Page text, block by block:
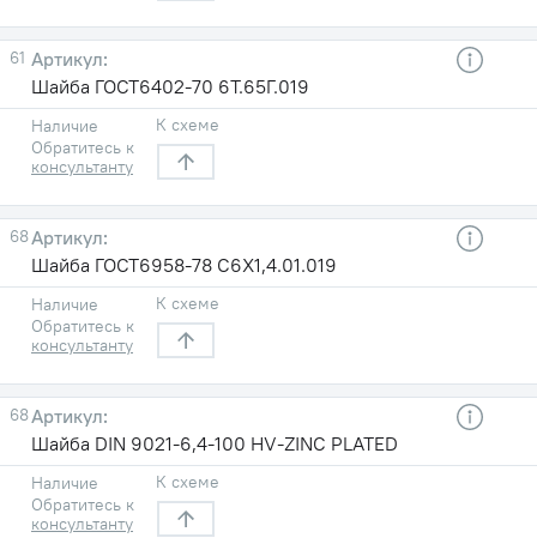
61
Шайба ГОСТ6402-70 6T.65Г.019
Наличие
Обратитесь к
консультанту
К схеме
68
Шайба ГОСТ6958-78 С6X1,4.01.019
Наличие
Обратитесь к
консультанту
К схеме
68
Шайба DIN 9021-6,4-100 HV-ZINC PLATED
Наличие
Обратитесь к
консультанту
К схеме